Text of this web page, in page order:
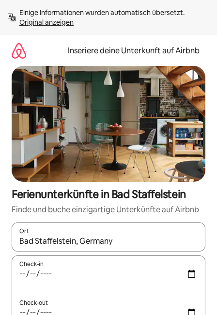
Inhalten
springenOriginal anzeigen
Inseriere deine Unterkunft auf Airbnb
Ferienunterkünfte in Bad Staffelstein
Finde und buche einzigartige Unterkünfte auf Airbnb
Ort
Wenn Ergebnisse verfügbar sind, navigiere mit den
Check-in
Check-out